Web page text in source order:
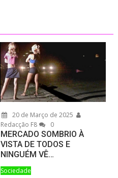
20 de Março de 2025
Redacção F8
0
MERCADO SOMBRIO À
VISTA DE TODOS E
NINGUÉM VÊ…
Sociedade